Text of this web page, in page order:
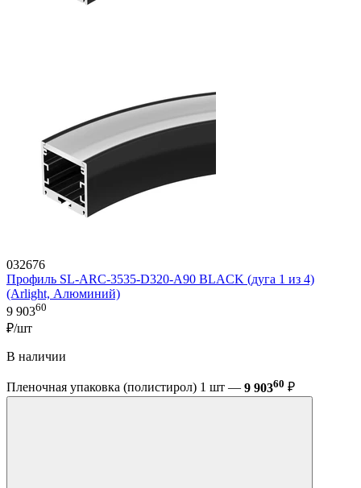
032676
Профиль SL-ARC-3535-D320-A90 BLACK (дуга 1 из 4)
(Arlight, Алюминий)
9 90360
₽/шт
В наличии
Пленочная упаковка (полистирол) 1 шт — 9 90360 ₽